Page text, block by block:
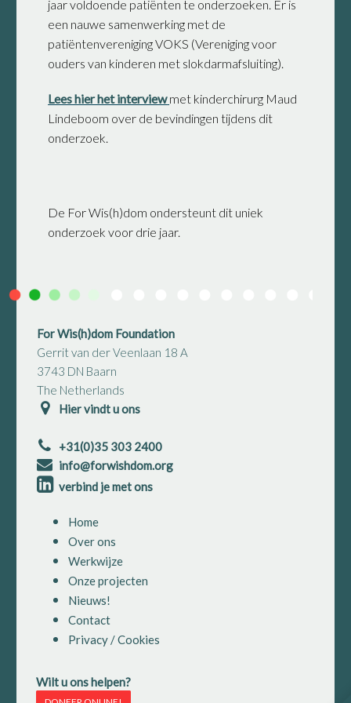
jaar voldoende patiënten te onderzoeken. Er is
een nauwe samenwerking met de
patiëntenvereniging VOKS (Vereniging voor
ouders van kinderen met slokdarmafsluiting).
Lees hier het interview met kinderchirurg Maud
Lindeboom over de bevindingen tijdens dit
onderzoek.
De For Wis(h)dom ondersteunt dit uniek
onderzoek voor drie jaar.
For Wis(h)dom Foundation
Gerrit van der Veenlaan 18 A
3743 DN Baarn
The Netherlands
Hier vindt u ons
+31(0)35 303 2400
info@forwishdom.org
verbind je met ons
Home
Over ons
Werkwijze
Onze projecten
Nieuws!
Contact
Privacy / Cookies
Wilt u ons helpen?